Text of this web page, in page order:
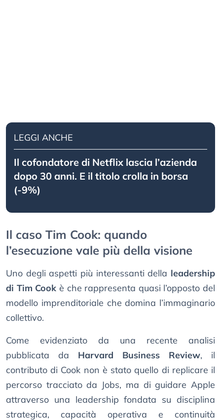
LEGGI ANCHE
Il cofondatore di Netflix lascia l’azienda
dopo 30 anni. E il titolo crolla in borsa
(-9%)
Il caso Tim Cook: quando
l’esecuzione vale più della visione
Uno degli aspetti più interessanti della leadership
di Tim Cook è che rappresenta quasi l’opposto del
modello imprenditoriale che domina l’immaginario
collettivo.
Come evidenziato da una recente analisi
pubblicata da Harvard Business Review, il
contributo di Cook non è stato quello di replicare il
percorso tracciato da Jobs, ma di guidare Apple
attraverso una leadership fondata su disciplina
strategica, capacità operativa e continuità